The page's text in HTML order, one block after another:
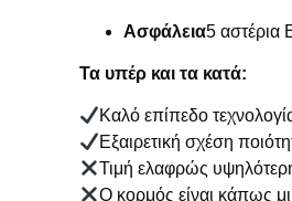
Ασφάλεια5 αστέρια
Τα υπέρ και τα κατά:
Καλό επίπεδο
Εξαιρετική σχέση
Τιμή ελαφρώς
Ο κορμός είναι κάπως